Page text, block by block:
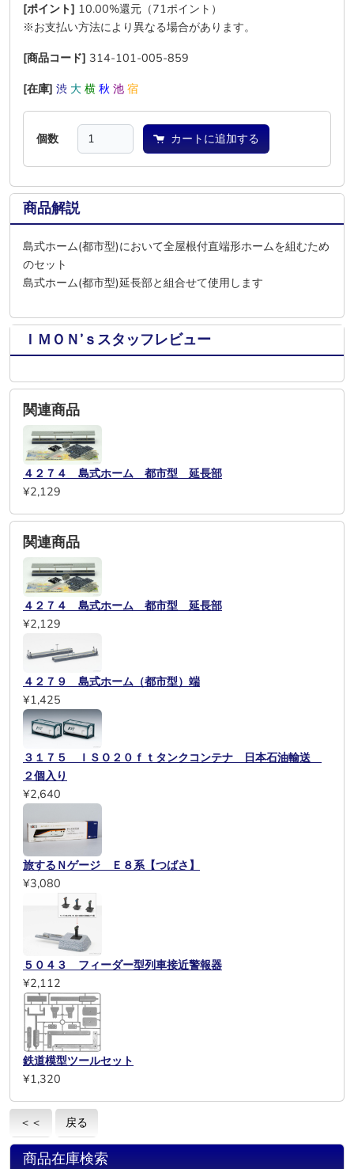
[ポイント] 10.00%還元（71ポイント）
※お支払い方法により異なる場合があります。
[商品コード] 314-101-005-859
[在庫] 渋 大 横 秋 池 宿
個数 カートに追加する
商品解説
島式ホーム(都市型)において全屋根付直端形ホームを組むため
のセット
島式ホーム(都市型)延長部と組合せて使用します
ＩＭＯＮ’ｓスタッフレビュー
関連商品
４２７４ 島式ホーム 都市型 延長部
¥2,129
関連商品
４２７４ 島式ホーム 都市型 延長部
¥2,129
４２７９ 島式ホーム（都市型）端
¥1,425
３１７５ ＩＳＯ２０ｆｔタンクコンテナ 日本石油輸送
２個入り
¥2,640
旅するＮゲージ Ｅ８系【つばさ】
¥3,080
５０４３ フィーダー型列車接近警報器
¥2,112
鉄道模型ツールセット
¥1,320
＜＜ 戻る
商品在庫検索